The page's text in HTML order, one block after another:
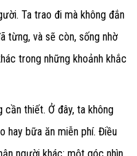
Ta trao đi mà không đắn
từng, và sẽ còn, sống nhờ
trong những khoảnh khắc
cần thiết. Ở đây, ta không
hay bữa ăn miễn phí. Điều